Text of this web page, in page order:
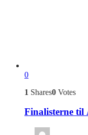
0
1 Shares0 Votes
Finalisterne til